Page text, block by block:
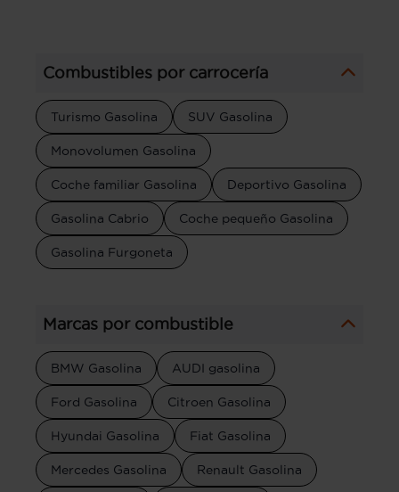
Combustibles por carrocería
Turismo Gasolina SUV Gasolina
Monovolumen Gasolina
Coche familiar Gasolina Deportivo Gasolina
Gasolina Cabrio Coche pequeño Gasolina
Gasolina Furgoneta
Marcas por combustible
BMW Gasolina AUDI gasolina
Ford Gasolina Citroen Gasolina
Hyundai Gasolina Fiat Gasolina
Mercedes Gasolina Renault Gasolina